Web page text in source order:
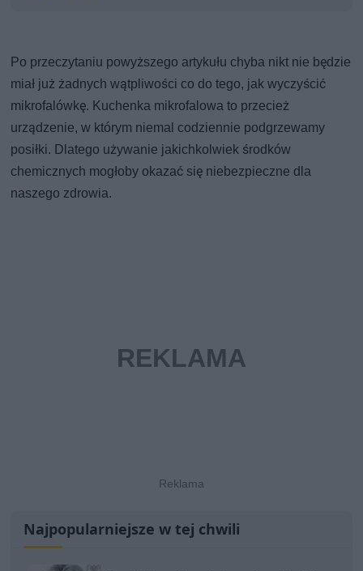
Po przeczytaniu powyższego artykułu chyba nikt nie będzie
miał już żadnych wątpliwości co do tego, jak wyczyścić
mikrofalówkę. Kuchenka mikrofalowa to przecież
urządzenie, w którym niemal codziennie podgrzewamy
posiłki. Dlatego używanie jakichkolwiek środków
chemicznych mogłoby okazać się niebezpieczne dla
naszego zdrowia.
Najpopularniejsze w tej chwili